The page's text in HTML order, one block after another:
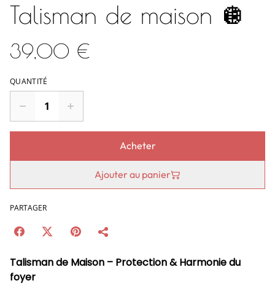
Talisman de maison 🪩
39,00 €
QUANTITÉ
Acheter
Ajouter au panier
PARTAGER
Talisman de Maison – Protection & Harmonie du
foyer